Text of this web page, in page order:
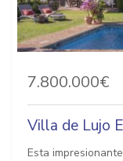
7.800.000€
Villa de Lujo
Esta